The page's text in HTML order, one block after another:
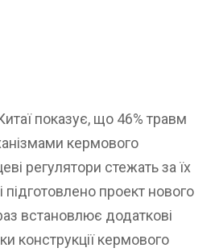
показує, що 46% травм
кермового
регулятори стежать за їх
підготовлено проект нового
встановлює додаткові
конструкції кермового